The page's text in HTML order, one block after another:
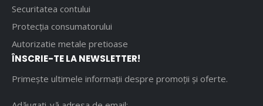
Securitatea contului
Protecția consumatorului
Autorizatie metale pretioase
ÎNSCRIE-TE LA NEWSLETTER!
Primește ultimele informații despre promoții și oferte.